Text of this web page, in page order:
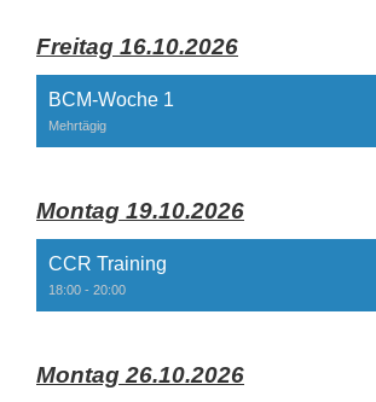
Freitag 16.10.2026
BCM-Woche 1
Mehrtägig
Montag 19.10.2026
CCR Training
18:00 - 20:00
Montag 26.10.2026